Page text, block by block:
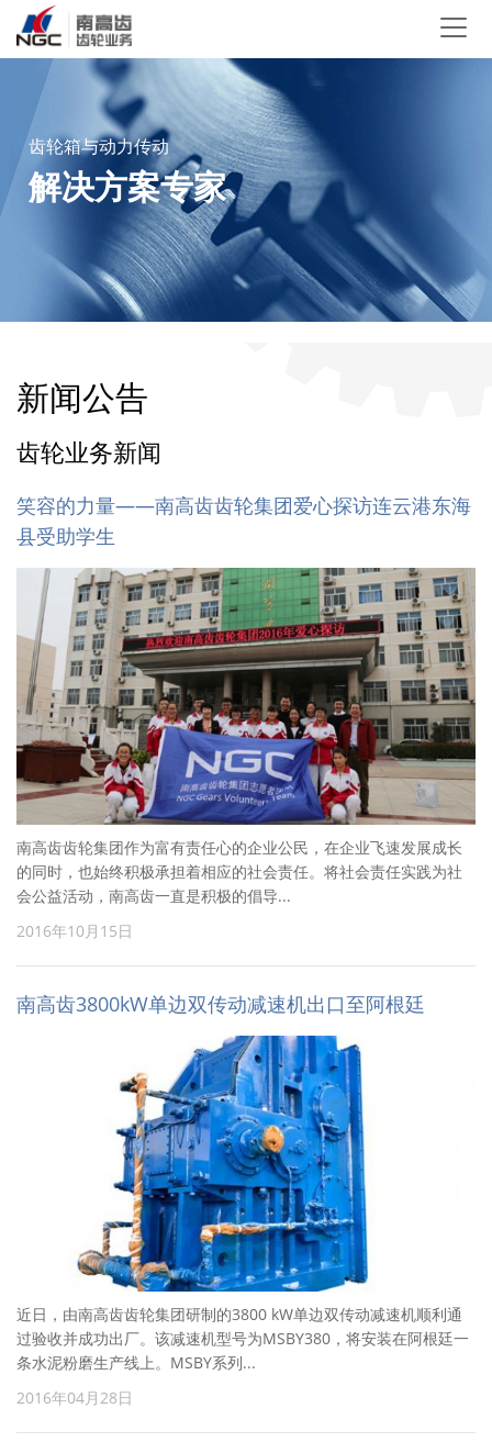
齿轮箱与动力传动
解决方案专家
新闻公告
齿轮业务新闻
笑容的力量——南高齿齿轮集团爱心探访连云港东海
县受助学生
南高齿齿轮集团作为富有责任心的企业公民，在企业飞速发展成长
的同时，也始终积极承担着相应的社会责任。将社会责任实践为社
会公益活动，南高齿一直是积极的倡导...
2016年10月15日
南高齿3800kW单边双传动减速机出口至阿根廷
近日，由南高齿齿轮集团研制的3800 kW单边双传动减速机顺利通
过验收并成功出厂。该减速机型号为MSBY380，将安装在阿根廷一
条水泥粉磨生产线上。MSBY系列...
2016年04月28日